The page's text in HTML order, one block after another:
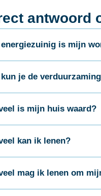
antwoord
energiezuinig is mijn
kun je de
is mijn huis waard?
kan ik lenen?
mag ik lenen om